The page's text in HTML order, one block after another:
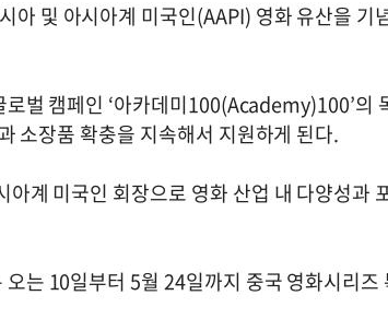
아 및 아시아계 미국인(AAPI) 영화 유산을 기
벌 캠페인 ‘아카데미100(Academy)100’의
소장품 확충을 지속해서 지원하게 된다.
계 미국인 회장으로 영화 산업 내 다양성과
는 10일부터 5월 24일까지 중국 영화시리